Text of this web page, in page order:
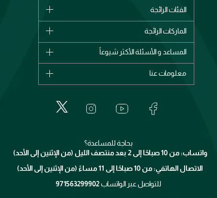
الفئات الرائجة
الأكثر مبيعاً
اشترِ بطاقة هدية
الماركات الرائجة
بربري
إيف سان لوران
المساعد و الأسئلة الأكثر شيوعاً
الإرجاع
معلومات عنا
خدمات المعارض
برنامج الولاء ميوز
الشروط و الأحكام
سياسة الخصوصية
بحاجة للمساعدة؟
واتساب: من 10 صباحًا إلى 2 بعد منتصف الليل (من الإثنين إلى الأحد)
الاتصال الهاتفي: من 10 صباحًا إلى 11 مساءً (من الإثنين إلى الأحد)
للتواصل عبر الواتساب 971563299902